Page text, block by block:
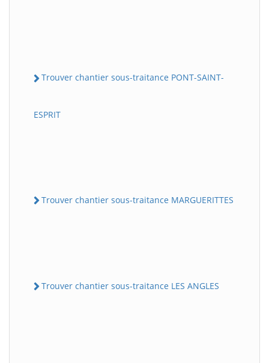
Trouver chantier sous-traitance PONT-SAINT-
ESPRIT
Trouver chantier sous-traitance MARGUERITTES
Trouver chantier sous-traitance LES ANGLES